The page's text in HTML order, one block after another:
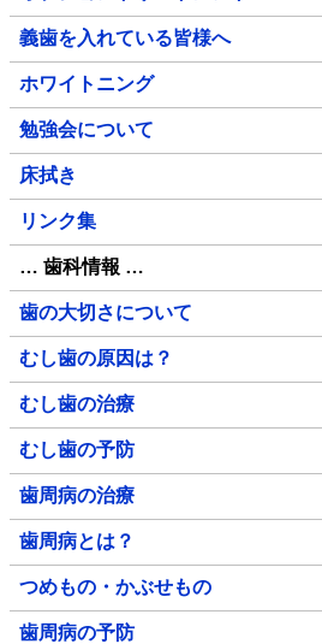
義歯を入れている皆様へ
ホワイトニング
勉強会について
床拭き
リンク集
… 歯科情報 …
歯の大切さについて
むし歯の原因は？
むし歯の治療
むし歯の予防
歯周病の治療
歯周病とは？
つめもの・かぶせもの
歯周病の予防